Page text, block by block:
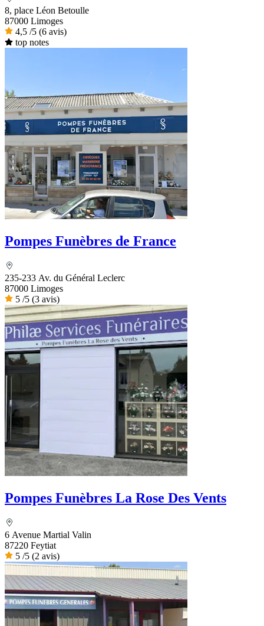
8, place Léon Betoulle
87000 Limoges
4,5 /5 (6 avis)
top notes
Pompes Funèbres de France
235-233 Av. du Général Leclerc
87000 Limoges
5 /5 (3 avis)
Pompes Funèbres La Rose Des Vents
6 Avenue Martial Valin
87220 Feytiat
5 /5 (2 avis)